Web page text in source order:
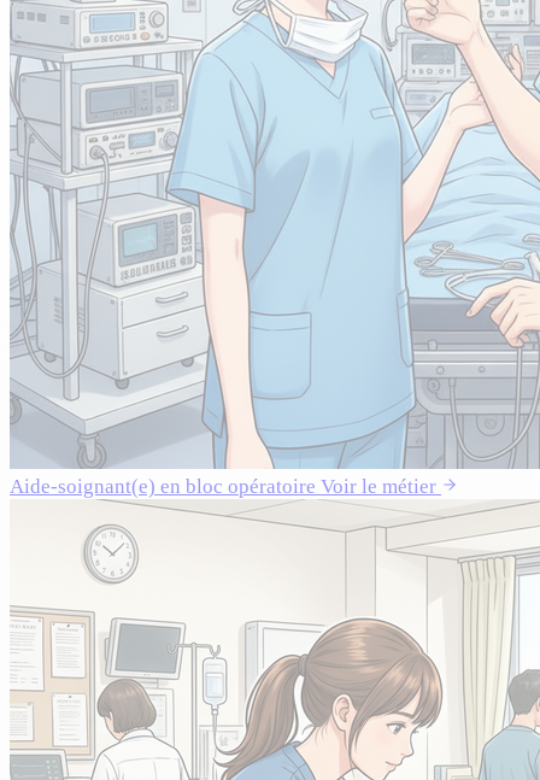
Aide-soignant(e) en bloc opératoire Voir le métier